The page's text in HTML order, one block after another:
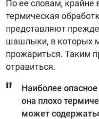
По ее словам, крайне
термическая
представляют
шашлыки, в которых
прожариться. Таким
отравиться.
Наиболее
она плохо
может